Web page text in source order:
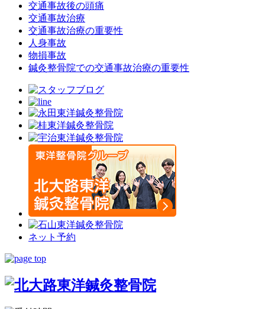
交通事故後の頭痛
交通事故治療
交通事故治療の重要性
人身事故
物損事故
鍼灸整骨院での交通事故治療の重要性
ネット予約